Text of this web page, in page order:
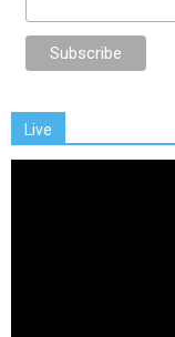
Live